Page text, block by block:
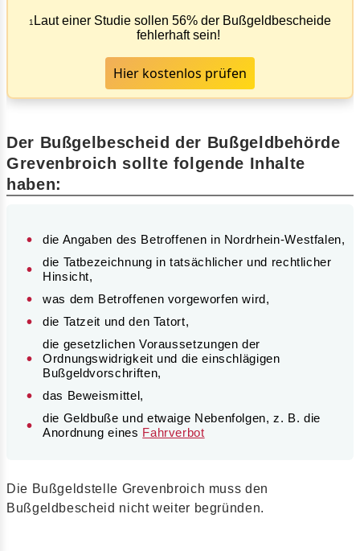
1 Laut einer Studie sollen 56% der Bußgeldbescheide
fehlerhaft sein!
Hier kostenlos prüfen
Der Bußgelbescheid der Bußgeldbehörde
Grevenbroich sollte folgende Inhalte
haben:
die Angaben des Betroffenen in Nordrhein-Westfalen,
die Tatbezeichnung in tatsächlicher und rechtlicher
Hinsicht,
was dem Betroffenen vorgeworfen wird,
die Tatzeit und den Tatort,
die gesetzlichen Voraussetzungen der
Ordnungswidrigkeit und die einschlägigen
Bußgeldvorschriften,
das Beweismittel,
die Geldbuße und etwaige Nebenfolgen, z. B. die
Anordnung eines Fahrverbot
Die Bußgeldstelle Grevenbroich muss den
Bußgeldbescheid nicht weiter begründen.